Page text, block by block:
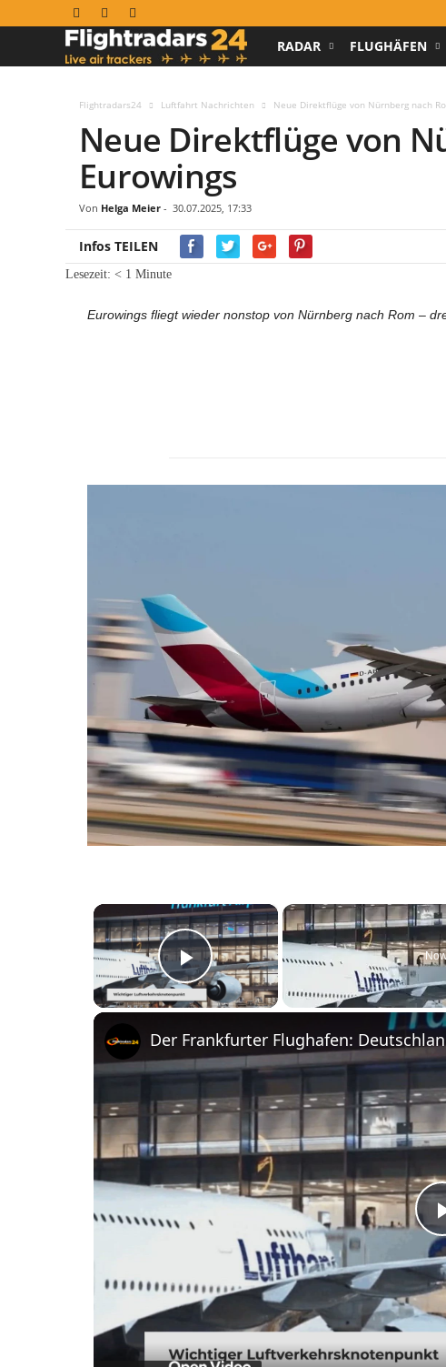
i
t
s
e
RADAR FLUGHÄFEN
Flightradars24 Luftfahrt Nachrichten Neue Direktflüge von Nürnberg nach
Neue Direktflüge von
Eurowings
Von Helga Meier - 30.07.2025, 17:33
Infos TEILEN
Lesezeit: < 1 Minute
Eurowings fliegt wieder nonstop von Nürnberg nach Rom –
×
Play Video
Der Frankfurter Flughafen: